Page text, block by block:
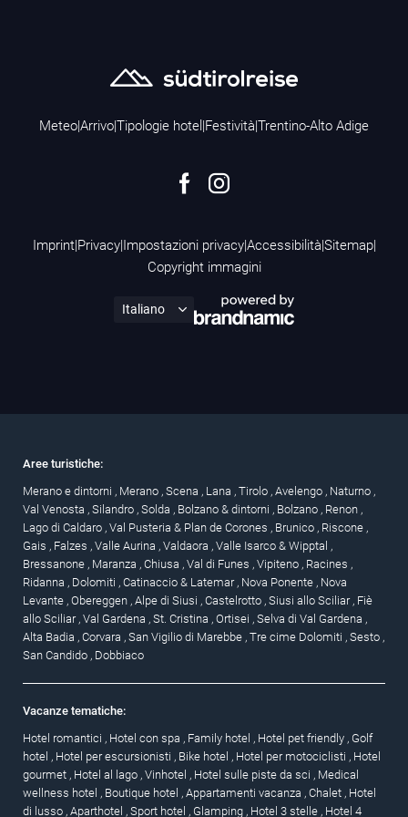
Meteo|Arrivo|Tipologie hotel |Festività|Trentino-Alto Adige
Imprint|Privacy|Impostazioni privacy|Accessibilità|Sitemap|
Copyright immagini
Aree turistiche:
Merano e dintorni , Merano , Scena , Lana , Tirolo , Avelengo , Naturno ,
Val Venosta , Silandro , Solda , Bolzano & dintorni , Bolzano , Renon ,
Lago di Caldaro , Val Pusteria & Plan de Corones , Brunico , Riscone ,
Gais , Falzes , Valle Aurina , Valdaora , Valle Isarco & Wipptal ,
Bressanone , Maranza , Chiusa , Val di Funes , Vipiteno , Racines ,
Ridanna , Dolomiti , Catinaccio & Latemar , Nova Ponente , Nova
Levante , Obereggen , Alpe di Siusi , Castelrotto , Siusi allo Sciliar , Fiè
allo Sciliar , Val Gardena , St. Cristina , Ortisei , Selva di Val Gardena ,
Alta Badia , Corvara , San Vigilio di Marebbe , Tre cime Dolomiti , Sesto ,
San Candido , Dobbiaco
Vacanze tematiche:
Hotel romantici , Hotel con spa , Family hotel , Hotel pet friendly , Golf
hotel , Hotel per escursionisti , Bike hotel , Hotel per motociclisti , Hotel
gourmet , Hotel al lago , Vinhotel , Hotel sulle piste da sci , Medical
wellness hotel , Boutique hotel , Appartamenti vacanza , Chalet , Hotel
di lusso , Aparthotel , Sport hotel , Glamping , Hotel 3 stelle , Hotel 4